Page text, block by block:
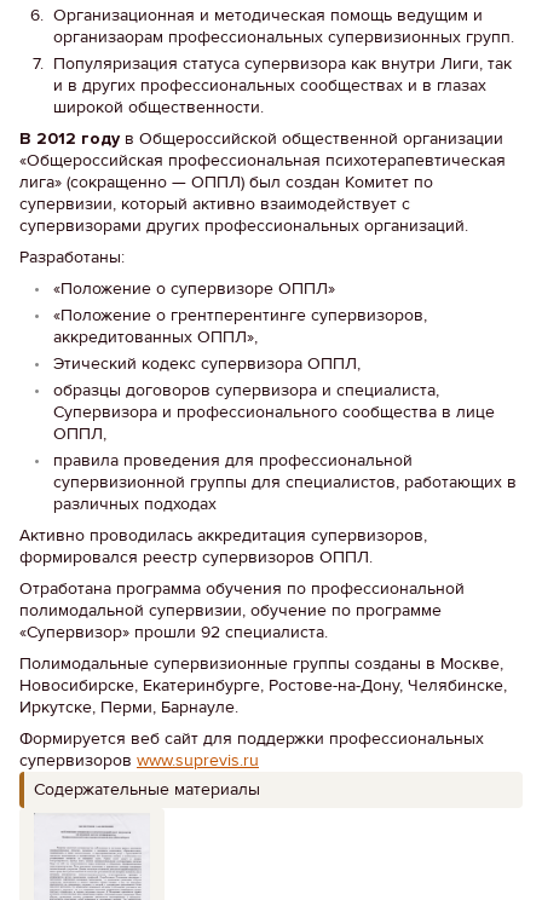
Организационная и методическая помощь ведущим и
организаорам профессиональных супервизионных групп.
Популяризация статуса супервизора как внутри Лиги, так
и в других профессиональных сообществах и в глазах
широкой общественности.
В 2012 году в Общероссийской общественной организации
«Общероссийская профессиональная психотерапевтическая
лига» (сокращенно — ОППЛ) был создан Комитет по
супервизии, который активно взаимодействует с
супервизорами других профессиональных организаций.
Разработаны:
«Положение о супервизоре ОППЛ»
«Положение о грентперентинге супервизоров,
аккредитованных ОППЛ»,
Этический кодекс супервизора ОППЛ,
образцы договоров супервизора и специалиста,
Супервизора и профессионального сообщества в лице
ОППЛ,
правила проведения для профессиональной
супервизионной группы для специалистов, работающих в
различных подходах
Активно проводилась аккредитация супервизоров,
формировался реестр супервизоров ОППЛ.
Отработана программа обучения по профессиональной
полимодальной супервизии, обучение по программе
«Супервизор» прошли 92 специалиста.
Полимодальные супервизионные группы созданы в Москве,
Новосибирске, Екатеринбурге, Ростове-на-Дону, Челябинске,
Иркутске, Перми, Барнауле.
Формируется веб сайт для поддержки профессиональных
супервизоров www.suprevis.ru
Содержательные материалы